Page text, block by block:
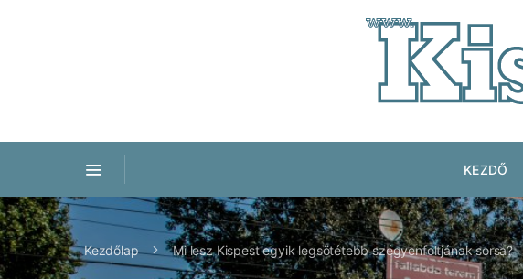
KEZDŐ
Kezdőlap Mi lesz Kispest egyik legsötétebb szégyenfoltjának sorsa?